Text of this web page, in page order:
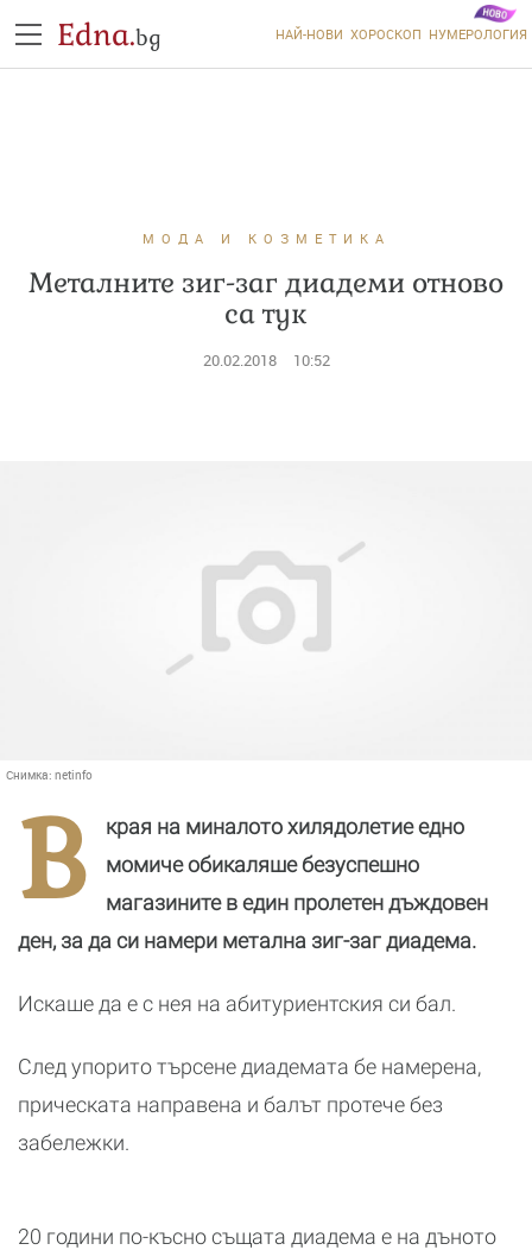
Edna.bg НАЙ-НОВИ ХОРОСКОП НУМЕРОЛОГИЯ
МОДА И КОЗМЕТИКА
Металните зиг-заг диадеми отново
са тук
20.02.2018 10:52
Снимка: netinfo
В
края на миналото хилядолетие едно
момиче обикаляше безуспешно
магазините в един пролетен дъждовен
ден, за да си намери метална зиг-заг диадема.
Искаше да е с нея на абитуриентския си бал.
След упорито търсене диадемата бе намерена,
прическата направена и балът протече без
забележки.
20 години по-късно същата диадема е на дъното